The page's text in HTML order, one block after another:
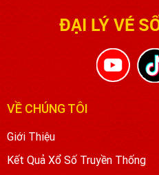
ĐẠI LÝ VÉ
VỀ CHÚNG TÔI
Giới Thiệu
Kết Quả Xổ Số Truyền Thống